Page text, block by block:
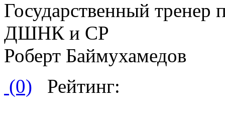
Государственный
ДШНК и СР
Роберт Баймухамедов
(0) Рейтинг: